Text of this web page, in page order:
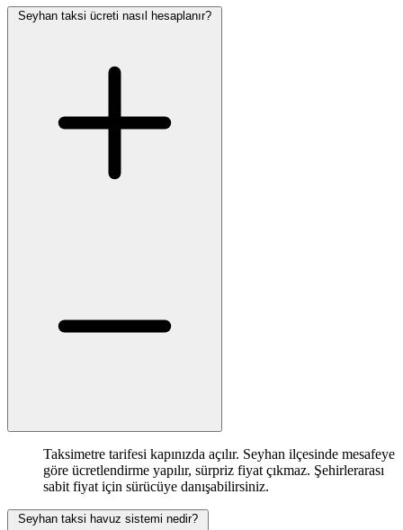
Seyhan taksi ücreti nasıl hesaplanır?
Taksimetre tarifesi kapınızda açılır. Seyhan ilçesinde mesafeye
göre ücretlendirme yapılır, sürpriz fiyat çıkmaz. Şehirlerarası
sabit fiyat için sürücüye danışabilirsiniz.
Seyhan taksi havuz sistemi nedir?